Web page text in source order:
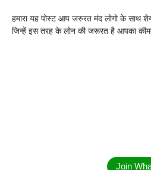
हमारा यह पोस्ट आप जरुरत मंद लोगो के साथ
जिन्हें इस तरह के लोन की जरूरत है आपका